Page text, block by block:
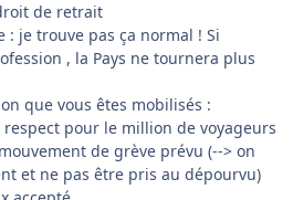
de retrait
je trouve pas ça normal ! Si
, la Pays ne tournera plus
que vous êtes mobilisés :
pour le million de voyageurs
de grève prévu (--> on
et ne pas être pris au dépourvu)